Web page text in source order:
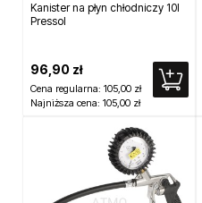
Kanister na płyn chłodniczy 10l
Pressol
96,90 zł
Cena regularna: 105,00 zł
Najniższa cena: 105,00 zł